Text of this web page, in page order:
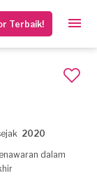
Terbaik!
2020
dalam